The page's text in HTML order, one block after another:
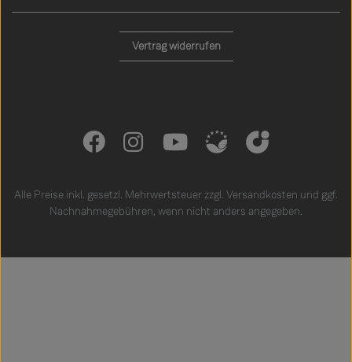
Vertrag widerrufen
Alle Preise inkl. gesetzl. Mehrwertsteuer zzgl. Versandkosten und ggf.
Nachnahmegebühren, wenn nicht anders angegeben.